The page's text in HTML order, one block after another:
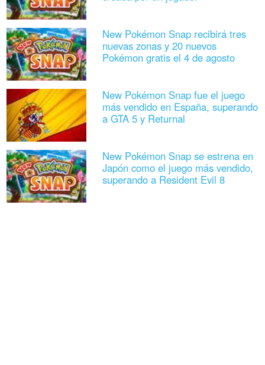
New Pokémon Snap recibirá tres
nuevas zonas y 20 nuevos
Pokémon gratis el 4 de agosto
New Pokémon Snap fue el juego
más vendido en España, superando
a GTA 5 y Returnal
New Pokémon Snap se estrena en
Japón como el juego más vendido,
superando a Resident Evil 8